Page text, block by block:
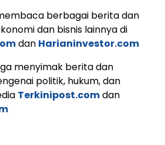
berbagai berita dan
dan bisnis lainnya di
dan Harianinvestor.com
menyimak berita dan
politik, hukum, dan
Terkinipost.comdan